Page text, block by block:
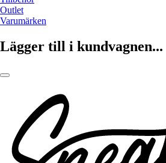
Outlet
Varumärken
Lägger till i kundvagnen...